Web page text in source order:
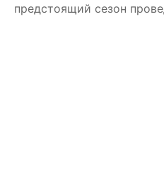
предстоящий сезон